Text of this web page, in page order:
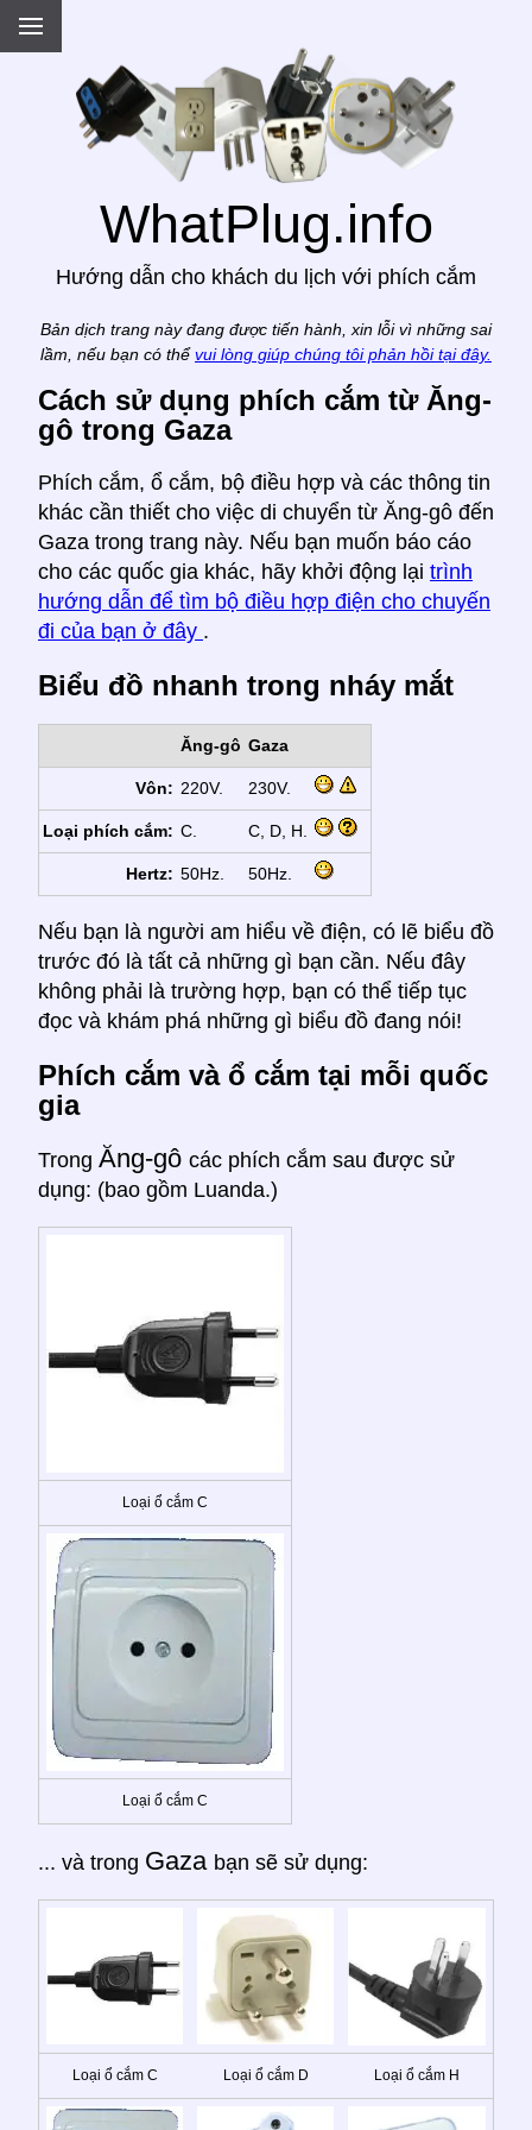
WhatPlug.info
Hướng dẫn cho khách du lịch với phích cắm
Bản dịch trang này đang được tiến hành, xin lỗi vì những sai
lầm, nếu bạn có thể vui lòng giúp chúng tôi phản hồi tại đây.
Cách sử dụng phích cắm từ Ăng-
gô trong Gaza
Phích cắm, ổ cắm, bộ điều hợp và các thông tin
khác cần thiết cho việc di chuyển từ Ăng-gô đến
Gaza trong trang này. Nếu bạn muốn báo cáo
cho các quốc gia khác, hãy khởi động lại trình
hướng dẫn để tìm bộ điều hợp điện cho chuyến
đi của bạn ở đây .
Biểu đồ nhanh trong nháy mắt
Ăng-gô Gaza
Vôn: 220V. 230V.
Loại phích cắm: C. C, D, H.
Hertz: 50Hz. 50Hz.
Nếu bạn là người am hiểu về điện, có lẽ biểu đồ
trước đó là tất cả những gì bạn cần. Nếu đây
không phải là trường hợp, bạn có thể tiếp tục
đọc và khám phá những gì biểu đồ đang nói!
Phích cắm và ổ cắm tại mỗi quốc
gia
Trong Ăng-gô các phích cắm sau được sử
dụng: (bao gồm Luanda.)
Loại ổ cắm C
Loại ổ cắm C
... và trong Gaza bạn sẽ sử dụng:
Loại ổ cắm C Loại ổ cắm D Loại ổ cắm H